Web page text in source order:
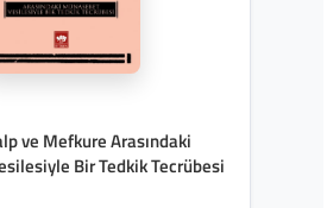
ve Mefkure Arasındaki
Bir Tedkik Tecrübesi